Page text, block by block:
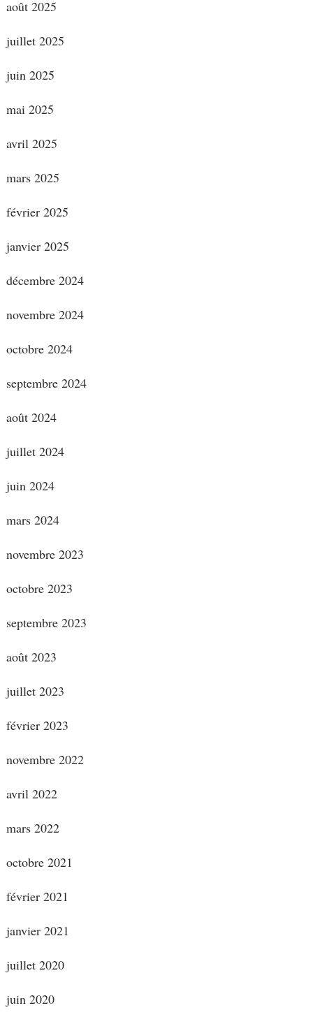
août 2025
juillet 2025
juin 2025
mai 2025
avril 2025
mars 2025
février 2025
janvier 2025
décembre 2024
novembre 2024
octobre 2024
septembre 2024
août 2024
juillet 2024
juin 2024
mars 2024
novembre 2023
octobre 2023
septembre 2023
août 2023
juillet 2023
février 2023
novembre 2022
avril 2022
mars 2022
octobre 2021
février 2021
janvier 2021
juillet 2020
juin 2020